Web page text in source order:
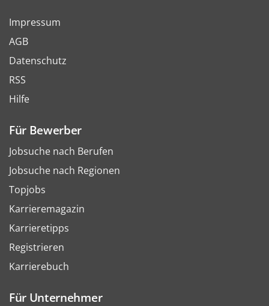
Impressum
AGB
Datenschutz
RSS
Hilfe
Für Bewerber
Jobsuche nach Berufen
Jobsuche nach Regionen
Topjobs
Karrieremagazin
Karrieretipps
Registrieren
Karrierebuch
Für Unternehmer